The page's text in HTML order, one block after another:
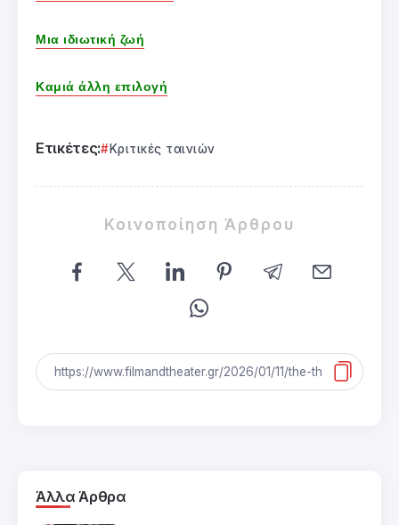
Μια ιδιωτική ζωή
Καμιά άλλη επιλογή
Ετικέτες: Κριτικές ταινιών
Κοινοποίηση Άρθρου
Άλλα Άρθρα